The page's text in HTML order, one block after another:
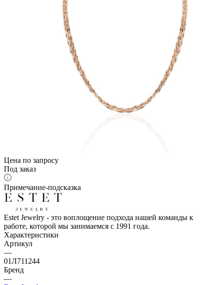
Цена по запросу
Под заказ
Примечание-подсказка
Estet Jewelry - это воплощение подхода нашей команды к
работе, которой мы занимаемся с 1991 года.
Характеристики
Артикул
—
01Л711244
Бренд
—